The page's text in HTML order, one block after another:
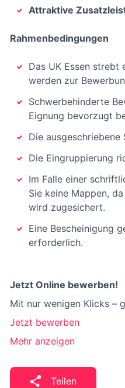
Attraktive
Rahmenbedingungen
Das UK Essen strebt
werden zur
Schwerbehinderte
Eignung bevorzugt
Die
Die Eingruppierung
Im Falle einer
Sie keine Mappen,
wird zugesichert.
Eine Bescheinigung
erforderlich.
Jetzt Online bewerben!
Mit nur wenigen Klicks –
Jetzt bewerben
Mehr anzeigen
Teilen